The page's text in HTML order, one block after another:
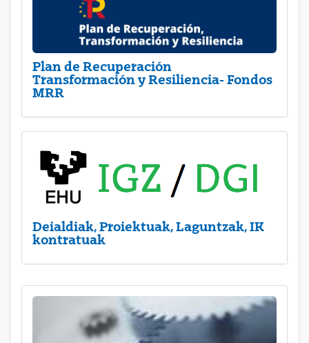
Plan de Recuperación
Transformación y Resiliencia- Fondos
MRR
Deialdiak, Proiektuak, Laguntzak, IK
kontratuak